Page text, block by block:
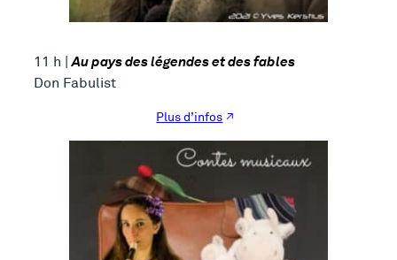
11 h |Au pays des légendes et des fables
Don Fabulist
Plus d’infos